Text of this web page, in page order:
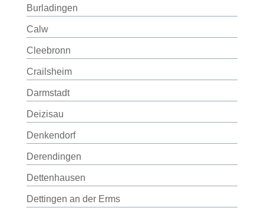
Burladingen
Calw
Cleebronn
Crailsheim
Darmstadt
Deizisau
Denkendorf
Derendingen
Dettenhausen
Dettingen an der Erms